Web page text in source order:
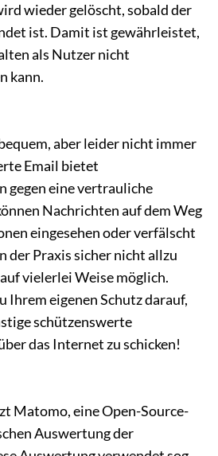
wieder gelöscht, sobald der
ist. Damit ist gewährleistet,
als Nutzer nicht
kann.
aber leider nicht immer
Email bietet
gegen eine vertrauliche
Nachrichten auf dem Weg
eingesehen oder verfälscht
der Praxis sicher nicht allzu
vielerlei Weise möglich.
Ihrem eigenen Schutz darauf,
schützenswerte
das Internet zu schicken!
Matomo, eine Open-Source-
Auswertung der